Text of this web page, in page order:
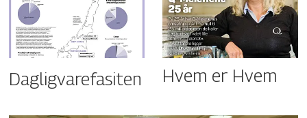
Dagligvarefasiten Hvem er Hvem